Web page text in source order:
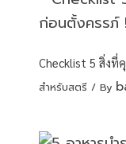
Checklist 5 สิ่งที่
สำหรับสตรี / By